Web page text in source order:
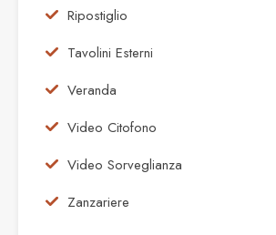
Ripostiglio
Tavolini Esterni
Veranda
Video Citofono
Video Sorveglianza
Zanzariere